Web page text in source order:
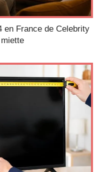
en France de Celebrity